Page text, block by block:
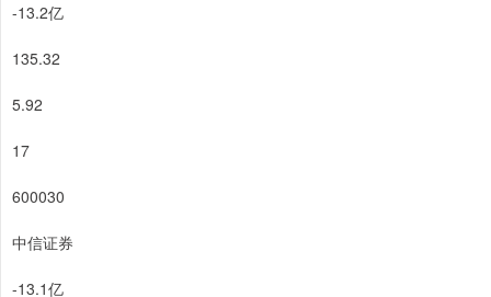
-13.2亿
135.32
5.92
17
600030
中信证券
-13.1亿